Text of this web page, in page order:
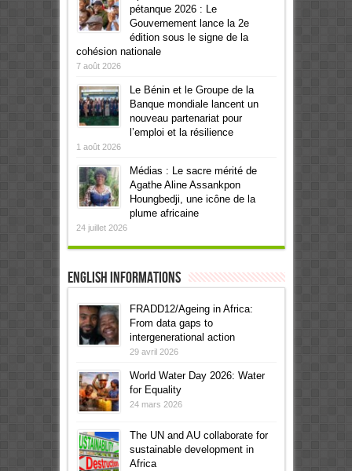
pétanque 2026 : Le
Gouvernement lance la 2e
édition sous le signe de la
cohésion nationale
7 août 2026
Le Bénin et le Groupe de la
Banque mondiale lancent un
nouveau partenariat pour
l’emploi et la résilience
1 août 2026
Médias : Le sacre mérité de
Agathe Aline Assankpon
Houngbedji, une icône de la
plume africaine
24 juillet 2026
English informations
FRADD12/Ageing in Africa:
From data gaps to
intergenerational action
29 avril 2026
World Water Day 2026: Water
for Equality
24 mars 2026
The UN and AU collaborate for
sustainable development in
Africa